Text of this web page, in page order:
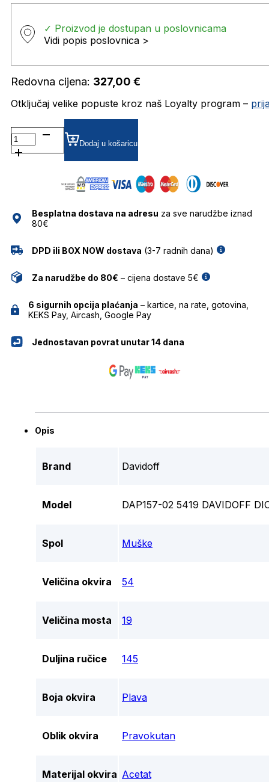
✓ Proizvod je dostupan u poslovnicama
Vidi popis poslovnica >
Redovna cijena: 327,00 €
Otključaj velike popuste kroz naš Loyalty program –
DAP157-
02 DIOPTRIJSKI
OKVIRI
Dodaj u košaricu
Besplatna dostava na adresu za sve narudžbe iznad
80€
DPD ili BOX NOW dostava (3-7 radnih dana)
Za narudžbe do 80€ – cijena dostave 5€
6 sigurnih opcija plaćanja – kartice, na rate, gotovina,
KEKS Pay, Aircash, Google Pay
Jednostavan povrat unutar 14 dana
Opis
Brand Davidoff
Model DAP157-02 5419 DAVIDOFF
Spol Muške
Veličina okvira 54
Veličina mosta 19
Duljina ručice 145
Boja okvira Plava
Oblik okvira Pravokutan
Materijal okvira Acetat